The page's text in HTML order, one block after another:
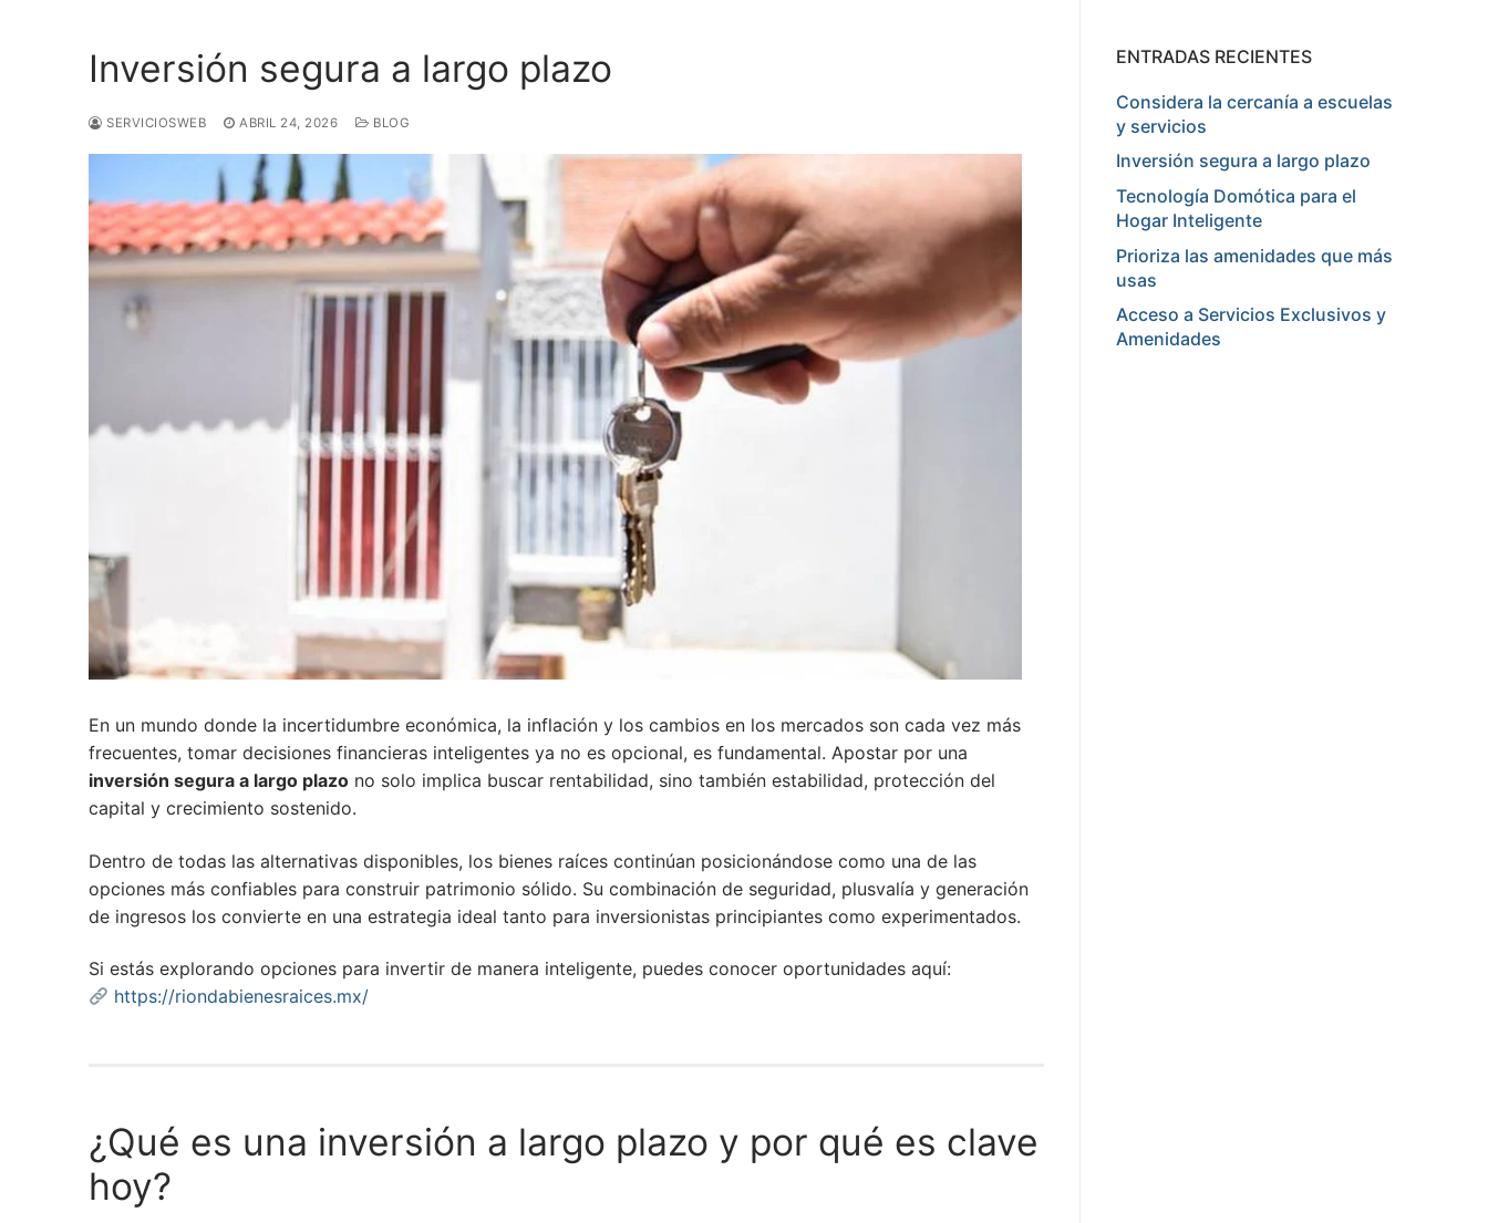
Inversión segura a largo plazo
SERVICIOSWEB ABRIL 24, 2026 BLOG
En un mundo donde la incertidumbre económica, la inflación y los cambios en los mercados son cada vez más
frecuentes, tomar decisiones financieras inteligentes ya no es opcional, es fundamental. Apostar por una
inversión segura a largo plazo no solo implica buscar rentabilidad, sino también estabilidad, protección del
capital y crecimiento sostenido.
Dentro de todas las alternativas disponibles, los bienes raíces continúan posicionándose como una de las
opciones más confiables para construir patrimonio sólido. Su combinación de seguridad, plusvalía y generación
de ingresos los convierte en una estrategia ideal tanto para inversionistas principiantes como experimentados.
Si estás explorando opciones para invertir de manera inteligente, puedes conocer oportunidades aquí:
https://riondabienesraices.mx/
¿Qué es una inversión a largo plazo y por qué es clave
hoy?
ENTRADAS RECIENTES
Considera la cercanía a escuelas
y servicios
Inversión segura a largo plazo
Tecnología Domótica para el
Hogar Inteligente
Prioriza las amenidades que más
usas
Acceso a Servicios Exclusivos y
Amenidades